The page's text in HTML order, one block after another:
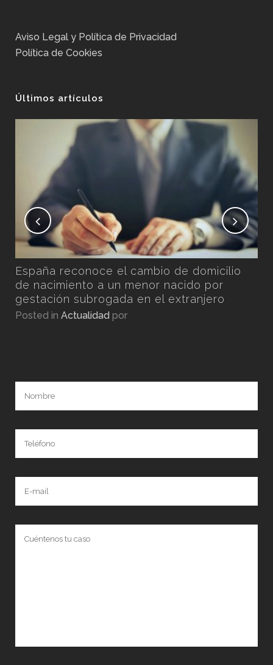
Aviso Legal y Política de Privacidad
Política de Cookies
Últimos artículos
España reconoce el cambio de domicilio
de nacimiento a un menor nacido por
gestación subrogada en el extranjero
Posted in Actualidad por